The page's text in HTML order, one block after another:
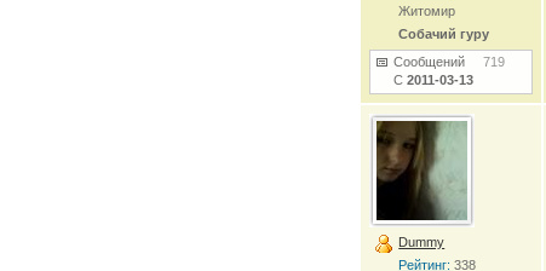
Житомир
Собачий гуру
Сообщений719
С2011-03-13
Dummy
Рейтинг: 338